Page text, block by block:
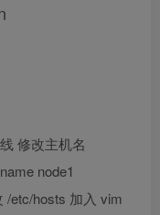
修改主机名
node1
/etc/hosts 加入 vim